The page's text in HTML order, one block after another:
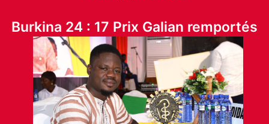
Burkina 24 : 17 Prix Galian remportés